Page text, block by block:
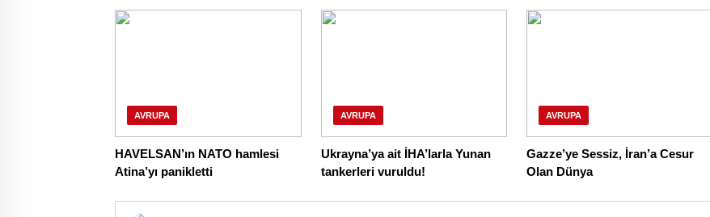
AVRUPA
HAVELSAN’ın NATO hamlesi
Atina’yı panikletti
AVRUPA
Ukrayna’ya ait İHA’larla Yunan
tankerleri vuruldu!
AVRUPA
Gazze’ye Sessiz, İran’a Cesur
Olan Dünya